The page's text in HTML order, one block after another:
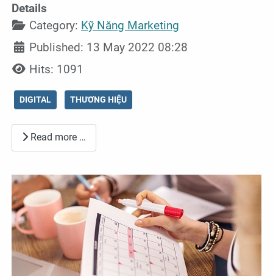
Details
Category: Kỹ Năng Marketing
Published: 13 May 2022 08:28
Hits: 1091
DIGITAL THƯƠNG HIỆU
Read more …